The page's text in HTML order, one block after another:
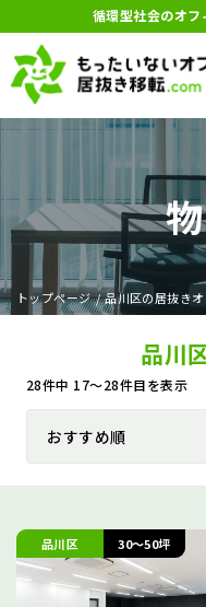
循環型社会のオ
トップページ / 品川区の居抜き
品川
28件中 17～28件目を表示
品川区 30～50坪